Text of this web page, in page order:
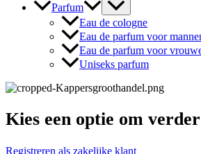
Parfum
Eau de cologne
Eau de parfum voor
Eau de parfum voor
Uniseks parfum
Kies een optie om
Registreren als zakelijke klant